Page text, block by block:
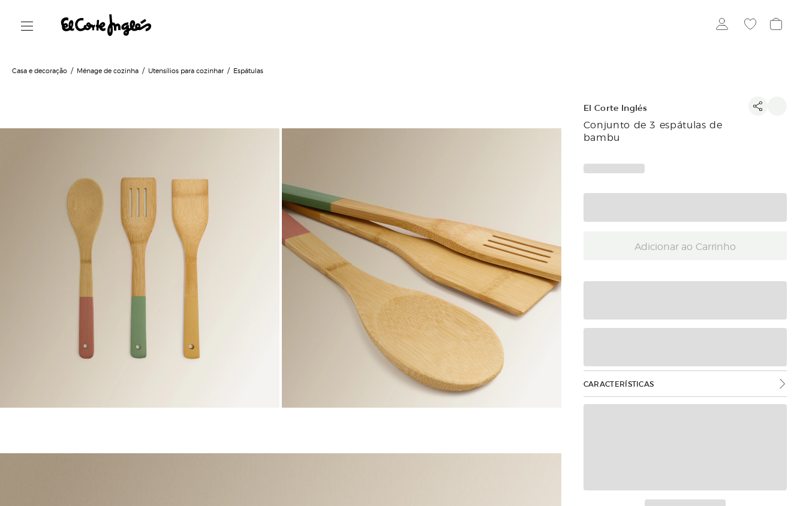
Casa e decoração Ménage de cozinha Utensílios para cozinhar Espátulas
El Corte Inglés
Conjunto de 3 espátulas de
bambu
Adicionar ao Carrinho
CARACTERÍSTICAS